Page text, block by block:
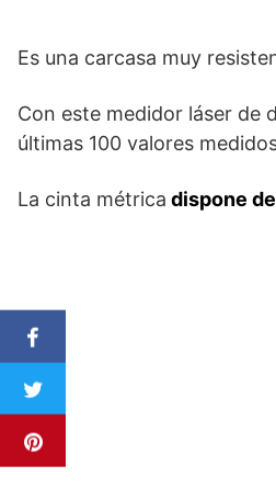
Es una carcasa muy
Con este medidor láser de
últimas 100 valores
La cinta métrica dispone